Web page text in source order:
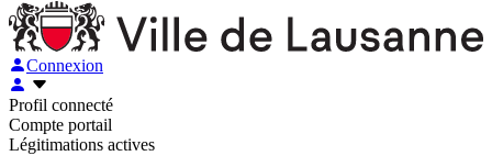
Connexion
Profil connecté
Compte portail
Légitimations actives